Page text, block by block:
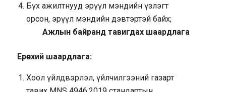
Бүх ажилтнууд эрүүл мэндийн үзлэгт
орсон, эрүүл мэндийн дэвтэртэй байх;
Ажлын байранд тавигдах шаардлага
Ерөнхий шаардлага:
Хоол үйлдвэрлэл, үйлчилгээний газарт